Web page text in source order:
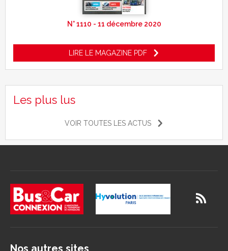
N° 1110 - 11 décembre 2020
LIRE LE MAGAZINE PDF
Les plus lus
VOIR TOUTES LES ACTUS
Nos autres sites